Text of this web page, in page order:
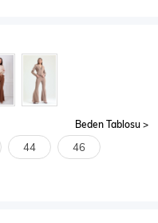
Crop & Büstiyer
Beden Tablosu
44 46